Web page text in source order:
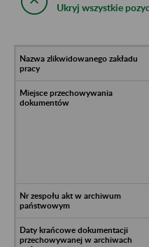
Ukryj wszystkie